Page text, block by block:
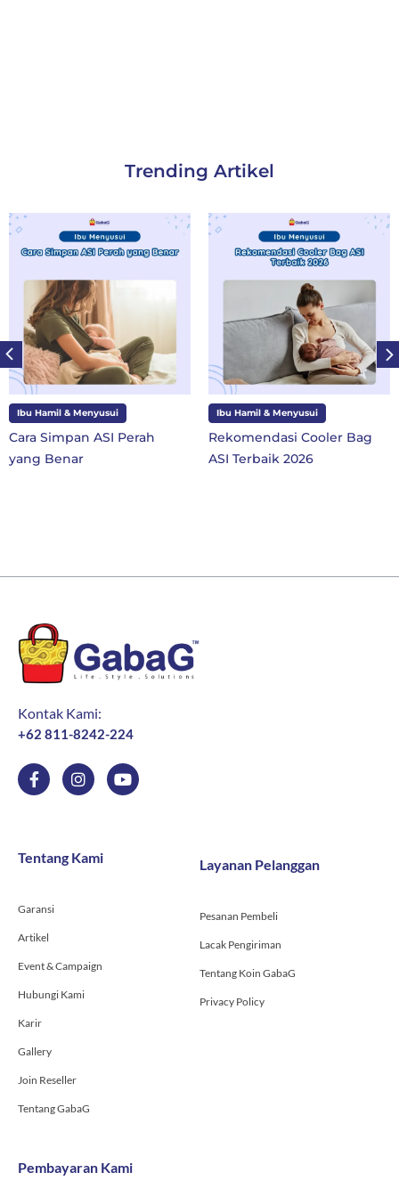
Trending Artikel
& Menyusui
ASI Perah
Ibu Hamil & Menyusui
Rekomendasi Cooler Bag
ASI Terbaik 2026
10
Kontak Kami:
+62 811-8242-224
F
a
o
o
f
I
n
g
r
Y
o
Tentang Kami
Garansi
Artikel
Event & Campaign
Hubungi Kami
Karir
Gallery
Join Reseller
Tentang GabaG
Layanan Pelanggan
Pesanan Pembeli
Lacak Pengiriman
Tentang Koin GabaG
Privacy Policy
Pembayaran Kami